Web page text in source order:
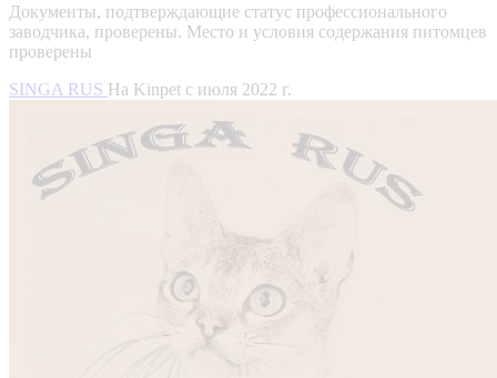
Документы, подтверждающие статус профессионального
заводчика, проверены. Место и условия содержания питомцев
проверены
SINGA RUS На Kinpet c июля 2022 г.